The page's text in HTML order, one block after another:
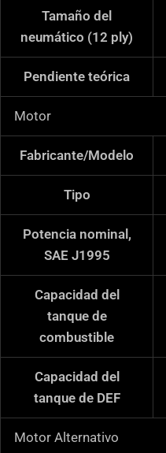
Tamaño del
neumático (12 ply)
Pendiente teórica
Motor
Fabricante/Modelo
Tipo
Potencia nominal,
SAE J1995
Capacidad del
tanque de
combustible
Capacidad del
tanque de DEF
Motor Alternativo